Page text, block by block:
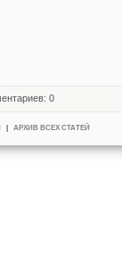
0
АРХИВ ВСЕХ СТАТЕЙ